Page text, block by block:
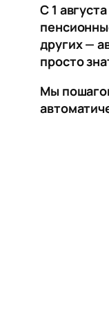
С 1
других —
просто
Мы